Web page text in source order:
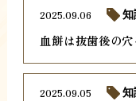
血餅は抜歯後の
2025.09.06 知
2025.09.05 知